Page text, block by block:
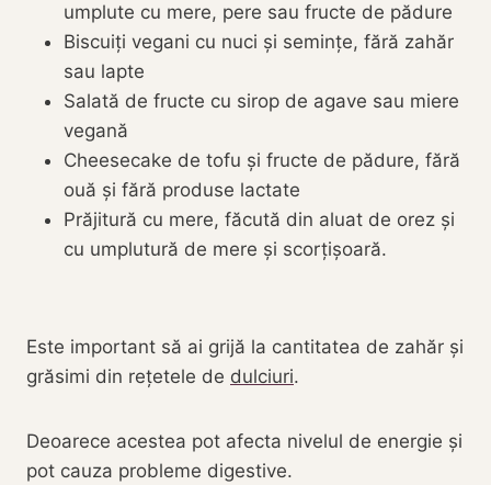
umplute cu mere, pere sau fructe de pădure
Biscuiți vegani cu nuci și semințe, fără zahăr
sau lapte
Salată de fructe cu sirop de agave sau miere
vegană
Cheesecake de tofu și fructe de pădure, fără
ouă și fără produse lactate
Prăjitură cu mere, făcută din aluat de orez și
cu umplutură de mere și scorțișoară.
Este important să ai grijă la cantitatea de zahăr și
grăsimi din rețetele de dulciuri.
Deoarece acestea pot afecta nivelul de energie și
pot cauza probleme digestive.